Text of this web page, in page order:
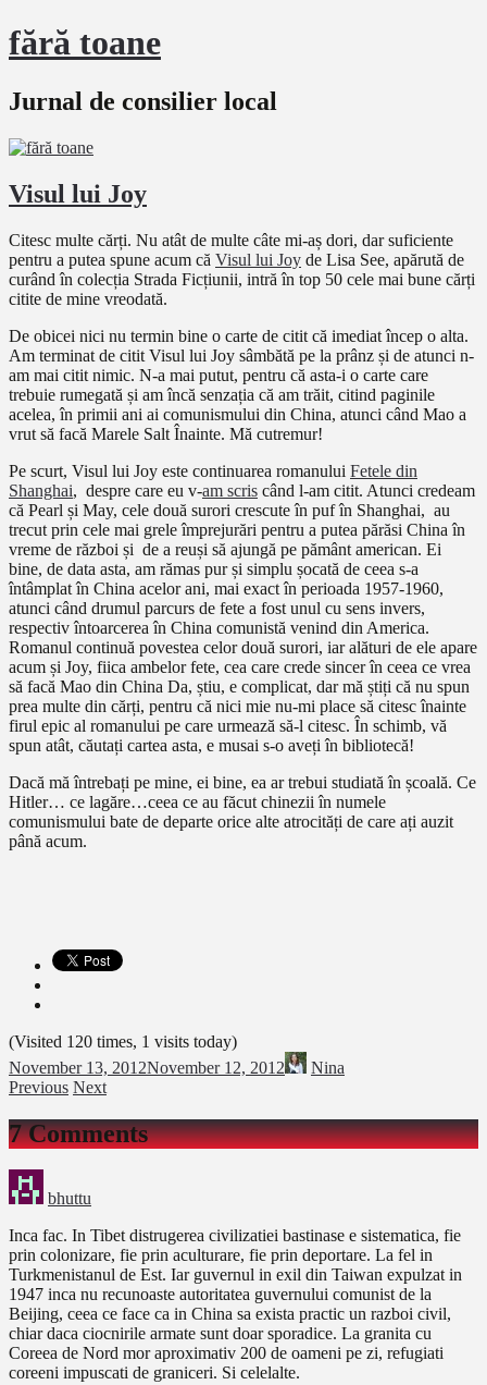
fără toane
Jurnal de consilier local
Visul lui Joy
Citesc multe cărți. Nu atât de multe câte mi-aș dori, dar suficiente
pentru a putea spune acum că Visul lui Joy de Lisa See, apărută de
curând în colecția Strada Ficțiunii, intră în top 50 cele mai bune cărți
citite de mine vreodată.
De obicei nici nu termin bine o carte de citit că imediat încep o alta.
Am terminat de citit Visul lui Joy sâmbătă pe la prânz și de atunci n-
am mai citit nimic. N-a mai putut, pentru că asta-i o carte care
trebuie rumegată și am încă senzația că am trăit, citind paginile
acelea, în primii ani ai comunismului din China, atunci când Mao a
vrut să facă Marele Salt Înainte. Mă cutremur!
Pe scurt, Visul lui Joy este continuarea romanului Fetele din
Shanghai, despre care eu v-am scris când l-am citit. Atunci credeam
că Pearl și May, cele două surori crescute în puf în Shanghai, au
trecut prin cele mai grele împrejurări pentru a putea părăsi China în
vreme de război și de a reuși să ajungă pe pământ american. Ei
bine, de data asta, am rămas pur și simplu șocată de ceea s-a
întâmplat în China acelor ani, mai exact în perioada 1957-1960,
atunci când drumul parcurs de fete a fost unul cu sens invers,
respectiv întoarcerea în China comunistă venind din America.
Romanul continuă povestea celor două surori, iar alături de ele apare
acum și Joy, fiica ambelor fete, cea care crede sincer în ceea ce vrea
să facă Mao din China Da, știu, e complicat, dar mă știți că nu spun
prea multe din cărți, pentru că nici mie nu-mi place să citesc înainte
firul epic al romanului pe care urmează să-l citesc. În schimb, vă
spun atât, căutați cartea asta, e musai s-o aveți în bibliotecă!
Dacă mă întrebați pe mine, ei bine, ea ar trebui studiată în școală. Ce
Hitler… ce lagăre…ceea ce au făcut chinezii în numele
comunismului bate de departe orice alte atrocități de care ați auzit
până acum.
(Visited 120 times, 1 visits today)
November 13, 2012November 12, 2012
Nina
Previous Next
7 Comments
bhuttu
Inca fac. In Tibet distrugerea civilizatiei bastinase e sistematica, fie
prin colonizare, fie prin aculturare, fie prin deportare. La fel in
Turkmenistanul de Est. Iar guvernul in exil din Taiwan expulzat in
1947 inca nu recunoaste autoritatea guvernului comunist de la
Beijing, ceea ce face ca in China sa exista practic un razboi civil,
chiar daca ciocnirile armate sunt doar sporadice. La granita cu
Coreea de Nord mor aproximativ 200 de oameni pe zi, refugiati
coreeni impuscati de graniceri. Si celelalte.